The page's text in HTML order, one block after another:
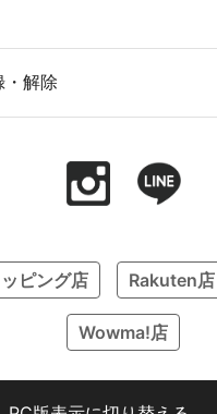
・解除
ピング店 Rakuten店
Wowma!店